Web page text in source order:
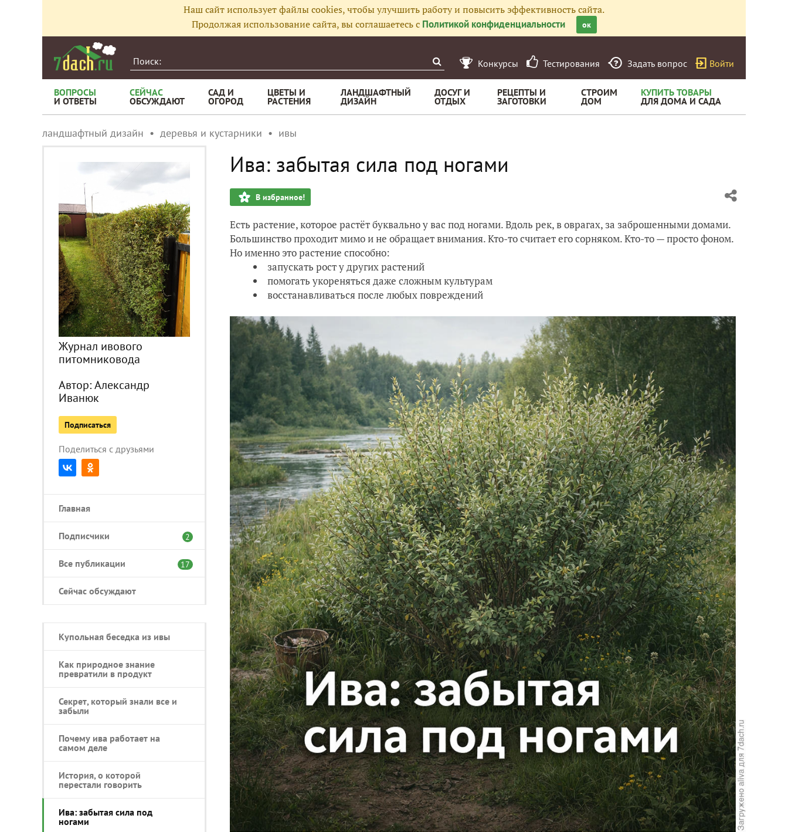
Наш сайт использует файлы cookies, чтобы улучшить работу и повысить эффективность сайта.
Продолжая использование сайта, вы соглашаетесь с Политикой конфиденциальности ок
Конкурсы Тестирования Задать вопрос Войти
ВОПРОСЫ
И ОТВЕТЫ
СЕЙЧАС
ОБСУЖДАЮТ
САД И
ОГОРОД
ЦВЕТЫ И
РАСТЕНИЯ
ЛАНДШАФТНЫЙ
ДИЗАЙН
ДОСУГ И
ОТДЫХ
РЕЦЕПТЫ И
ЗАГОТОВКИ
СТРОИМ
ДОМ
КУПИТЬ ТОВАРЫ
ДЛЯ ДОМА И САДА
ландшафтный дизайн деревья и кустарники ивы
Журнал ивового
питомниковода
Автор:Александр
Иванюк
Подписаться
Поделиться с друзьями
Главная
Подписчики 2
Все публикации 17
Сейчас обсуждают
Купольная беседка из ивы
Как природное знание
превратили в продукт
Секрет, который знали все и
забыли
Почему ива работает на
самом деле
История, о которой
перестали говорить
Ива: забытая сила под
ногами
Ива: забытая сила под ногами
В избранное!
Есть растение, которое растёт буквально у вас под ногами. Вдоль рек, в оврагах, за заброшенными домами.
Большинство проходит мимо и не обращает внимания. Кто-то считает его сорняком. Кто-то — просто фоном.
Но именно это растение способно:
запускать рост у других растений
помогать укореняться даже сложным культурам
восстанавливаться после любых повреждений